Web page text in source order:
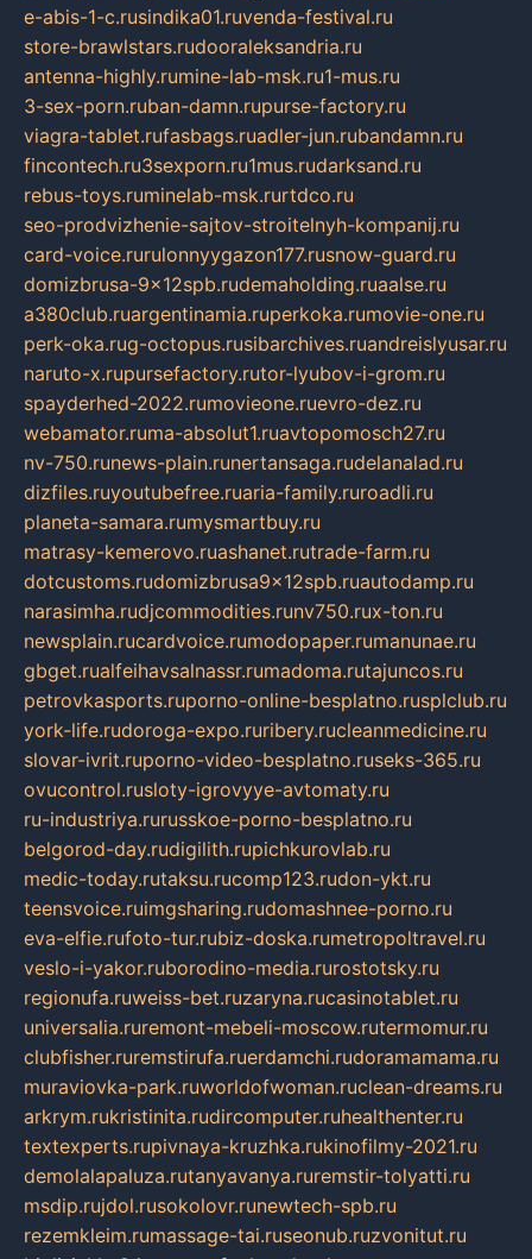
e-abis-1-c.rusindika01.ruvenda-festival.ru
store-brawlstars.rudooraleksandria.ru
antenna-highly.rumine-lab-msk.ru1-mus.ru
3-sex-porn.ruban-damn.rupurse-factory.ru
viagra-tablet.rufasbags.ruadler-jun.rubandamn.ru
fincontech.ru3sexporn.ru1mus.rudarksand.ru
rebus-toys.ruminelab-msk.rurtdco.ru
seo-prodvizhenie-sajtov-stroitelnyh-kompanij.ru
card-voice.rurulonnyygazon177.rusnow-guard.ru
domizbrusa-9x12spb.rudemaholding.ruaalse.ru
a380club.ruargentinamia.ruperkoka.rumovie-one.ru
perk-oka.rug-octopus.rusibarchives.ruandreislyusar.ru
naruto-x.rupursefactory.rutor-lyubov-i-grom.ru
spayderhed-2022.rumovieone.ruevro-dez.ru
webamator.ruma-absolut1.ruavtopomosch27.ru
nv-750.runews-plain.runertansaga.rudelanalad.ru
dizfiles.ruyoutubefree.ruaria-family.ruroadli.ru
planeta-samara.rumysmartbuy.ru
matrasy-kemerovo.ruashanet.rutrade-farm.ru
dotcustoms.rudomizbrusa9x12spb.ruautodamp.ru
narasimha.rudjcommodities.runv750.rux-ton.ru
newsplain.rucardvoice.rumodopaper.rumanunae.ru
gbget.rualfeihavsalnassr.rumadoma.rutajuncos.ru
petrovkasports.ruporno-online-besplatno.rusplclub.ru
york-life.rudoroga-expo.ruribery.rucleanmedicine.ru
slovar-ivrit.ruporno-video-besplatno.ruseks-365.ru
ovucontrol.rusloty-igrovyye-avtomaty.ru
ru-industriya.rurusskoe-porno-besplatno.ru
belgorod-day.rudigilith.rupichkurovlab.ru
medic-today.rutaksu.rucomp123.rudon-ykt.ru
teensvoice.ruimgsharing.rudomashnee-porno.ru
eva-elfie.rufoto-tur.rubiz-doska.rumetropoltravel.ru
veslo-i-yakor.ruborodino-media.rurostotsky.ru
regionufa.ruweiss-bet.ruzaryna.rucasinotablet.ru
universalia.ruremont-mebeli-moscow.rutermomur.ru
clubfisher.ruremstirufa.ruerdamchi.rudoramamama.ru
muraviovka-park.ruworldofwoman.ruclean-dreams.ru
arkrym.rukristinita.rudircomputer.ruhealthenter.ru
textexperts.rupivnaya-kruzhka.rukinofilmy-2021.ru
demolalapaluza.rutanyavanya.ruremstir-tolyatti.ru
msdip.rujdol.rusokolovr.runewtech-spb.ru
rezemkleim.rumassage-tai.ruseonub.ruzvonitut.ru